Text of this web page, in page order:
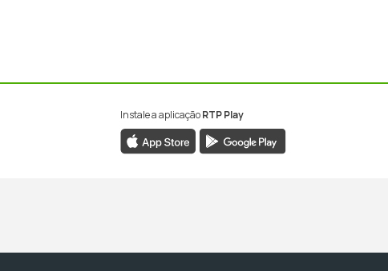
Instale a aplicaçãoRTP Play